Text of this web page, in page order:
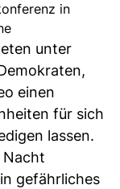
in
unter
einen
für sich
lassen.
Nacht
gefährliches